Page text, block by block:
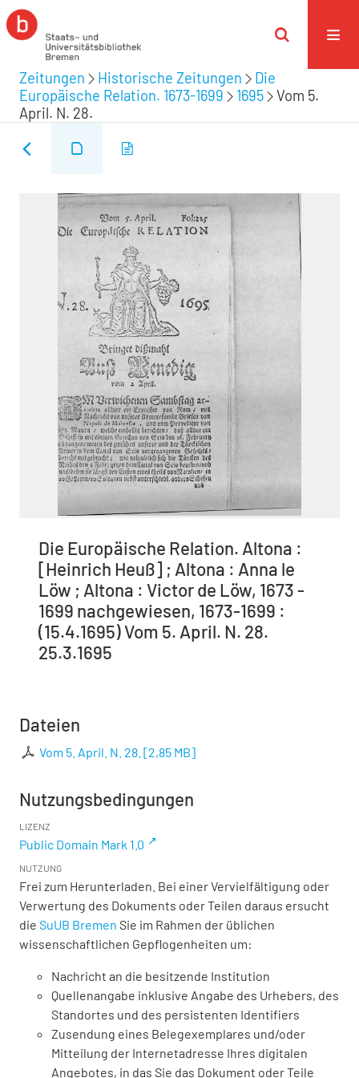
Zeitungen Historische Zeitungen
Die
Europäische Relation. 1673-1699
1695
Vom 5.
April. N. 28.
Die Europäische Relation. Altona :
[Heinrich Heuß] ; Altona : Anna le
Löw ; Altona : Victor de Löw, 1673 -
1699 nachgewiesen, 1673-1699 :
(15.4.1695) Vom 5. April. N. 28.
25.3.1695
Dateien
Vom 5. April. N. 28. [2,85 MB]
Nutzungsbedingungen
LIZENZ
Public Domain Mark 1.0
NUTZUNG
Frei zum Herunterladen. Bei einer Vervielfältigung oder
Verwertung des Dokuments oder Teilen daraus ersucht
die SuUB Bremen Sie im Rahmen der üblichen
wissenschaftlichen Gepflogenheiten um:
Nachricht an die besitzende Institution
Quellenangabe inklusive Angabe des Urhebers, des
Standortes und des persistenten Identifiers
Zusendung eines Belegexemplares und/oder
Mitteilung der Internetadresse Ihres digitalen
Angebotes, in das Sie das Dokument oder Teile